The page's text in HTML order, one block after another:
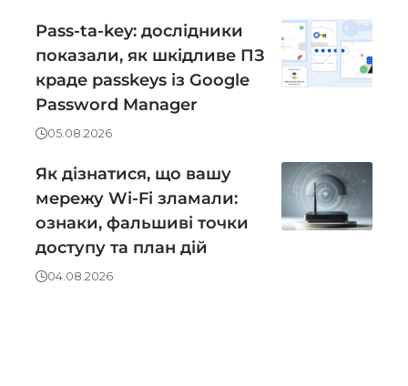
Pass-ta-key: дослідники
показали, як шкідливе ПЗ
краде passkeys із Google
Password Manager
05.08.2026
Як дізнатися, що вашу
мережу Wi-Fi зламали:
ознаки, фальшиві точки
доступу та план дій
04.08.2026